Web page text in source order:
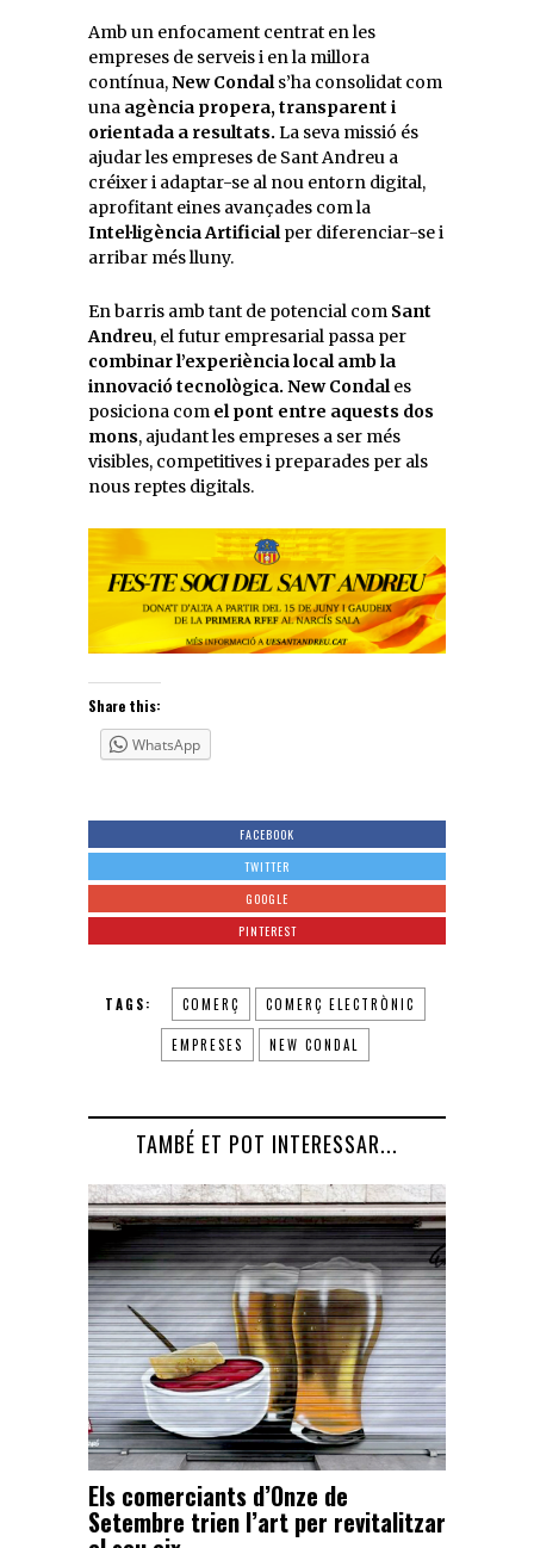
Amb un enfocament centrat en les
empreses de serveis i en la millora
contínua,New Condals’ha consolidat com
una agència propera, transparent i
orientada a resultats. La seva missió és
ajudar les empreses de Sant Andreu a
créixer i adaptar-se al nou entorn digital,
aprofitant eines avançades com la
Intel·ligència Artificialper diferenciar-se i
arribar més lluny.
En barris amb tant de potencial com Sant
Andreu, el futur empresarial passa per
combinar l’experiència local amb la
innovació tecnològica. New Condales
posiciona com el pont entre aquests dos
mons, ajudant les empreses a ser més
visibles, competitives i preparades per als
nous reptes digitals.
Share this:
WhatsApp
FACEBOOK
TWITTER
GOOGLE
PINTEREST
TAGS: COMERÇ COMERÇ ELECTRÒNIC
EMPRESES NEW CONDAL
TAMBÉ ET POT INTERESSAR...
Els comerciants d’Onze de
Setembre trien l’art per revitalitzar